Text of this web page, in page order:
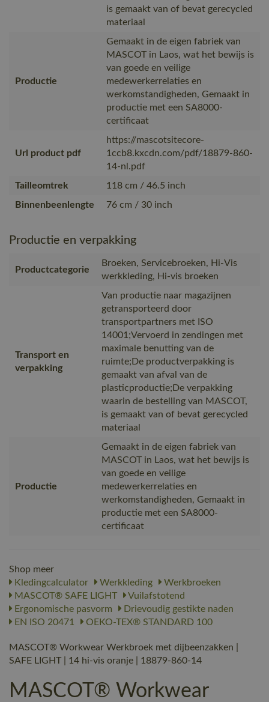
is gemaakt van of bevat gerecycled
materiaal
Productie
Gemaakt in de eigen fabriek van
MASCOT in Laos, wat het bewijs is
van goede en veilige
medewerkerrelaties en
werkomstandigheden, Gemaakt in
productie met een SA8000-
certificaat
Url product pdf
https://mascotsitecore-
1ccb8.kxcdn.com/pdf/18879-860-
14-nl.pdf
Tailleomtrek
118 cm / 46.5 inch
Binnenbeenlengte
76 cm / 30 inch
Productie en verpakking
Productcategorie
Broeken, Servicebroeken, Hi-Vis
werkkleding, Hi-vis broeken
Transport en
verpakking
Van productie naar magazijnen
getransporteerd door
transportpartners met ISO
14001;Vervoerd in zendingen met
maximale benutting van de
ruimte;De productverpakking is
gemaakt van afval van de
plasticproductie;De verpakking
waarin de bestelling van MASCOT,
is gemaakt van of bevat gerecycled
materiaal
Productie
Gemaakt in de eigen fabriek van
MASCOT in Laos, wat het bewijs is
van goede en veilige
medewerkerrelaties en
werkomstandigheden, Gemaakt in
productie met een SA8000-
certificaat
Shop meer
Kledingcalculator
Werkkleding
Werkbroeken
MASCOT® SAFE LIGHT
Vuilafstotend
Ergonomische pasvorm
Drievoudig gestikte naden
EN ISO 20471
OEKO-TEX® STANDARD 100
MASCOT® Workwear Werkbroek met dijbeenzakken |
SAFE LIGHT | 14 hi-vis oranje | 18879-860-14
MASCOT® Workwear